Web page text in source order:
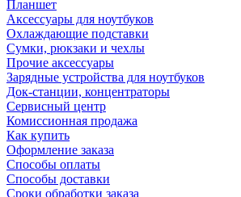
Планшет
Аксессуары для ноутбуков
Охлаждающие подставки
Сумки, рюкзаки и чехлы
Прочие аксессуары
Зарядные устройства для ноутбуков
Док-станции, концентраторы
Сервисный центр
Комиссионная продажа
Как купить
Оформление заказа
Способы оплаты
Способы доставки
Сроки обработки заказа